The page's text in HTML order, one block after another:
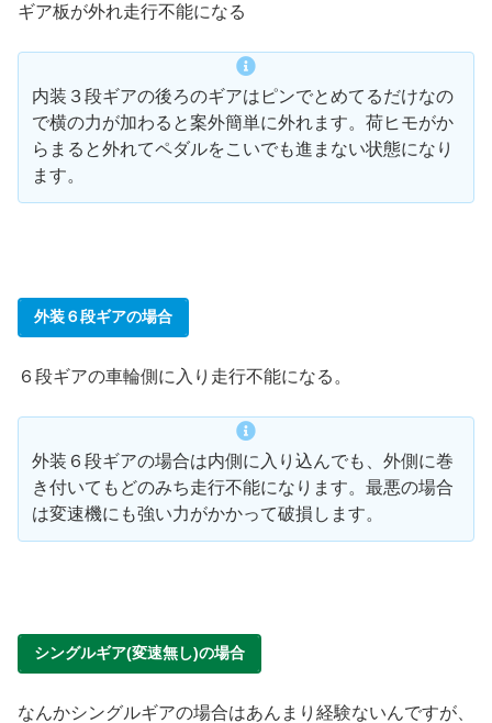
ギア板が外れ走行不能になる
内装３段ギアの後ろのギアはピンでとめてるだけなの
で横の力が加わると案外簡単に外れます。荷ヒモがか
らまると外れてペダルをこいでも進まない状態になり
ます。
外装６段ギアの場合
６段ギアの車輪側に入り走行不能になる。
外装６段ギアの場合は内側に入り込んでも、外側に巻
き付いてもどのみち走行不能になります。最悪の場合
は変速機にも強い力がかかって破損します。
シングルギア(変速無し)の場合
なんかシングルギアの場合はあんまり経験ないんですが、